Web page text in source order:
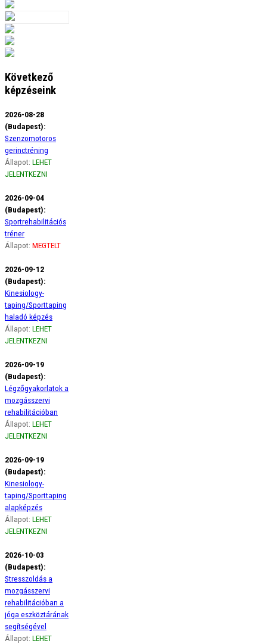
Következő
képzéseink
2026-08-28
(Budapest):
Szenzomotoros
gerinctréning
Állapot: LEHET
JELENTKEZNI
2026-09-04
(Budapest):
Sportrehabilitációs
tréner
Állapot: MEGTELT
2026-09-12
(Budapest):
Kinesiology-
taping/Sporttaping
haladó képzés
Állapot: LEHET
JELENTKEZNI
2026-09-19
(Budapest):
Légzőgyakorlatok a
mozgásszervi
rehabilitációban
Állapot: LEHET
JELENTKEZNI
2026-09-19
(Budapest):
Kinesiology-
taping/Sporttaping
alapképzés
Állapot: LEHET
JELENTKEZNI
2026-10-03
(Budapest):
Stresszoldás a
mozgásszervi
rehabilitációban a
jóga eszköztárának
segítségével
Állapot: LEHET